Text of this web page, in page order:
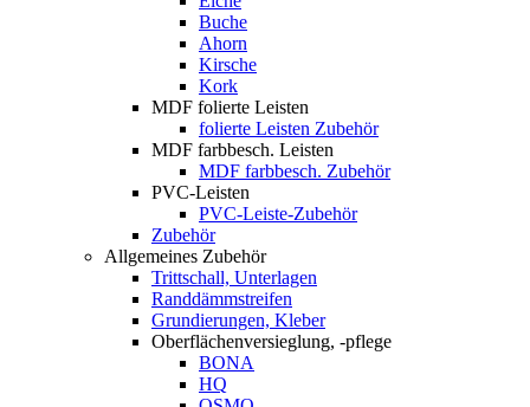
Buche
Ahorn
Kirsche
Kork
MDF folierte Leisten
folierte Leisten Zubehör
MDF farbbesch. Leisten
MDF farbbesch. Zubehör
PVC-Leisten
PVC-Leiste-Zubehör
Zubehör
Allgemeines Zubehör
Trittschall, Unterlagen
Randdämmstreifen
Grundierungen, Kleber
Oberflächenversieglung, -pflege
BONA
HQ